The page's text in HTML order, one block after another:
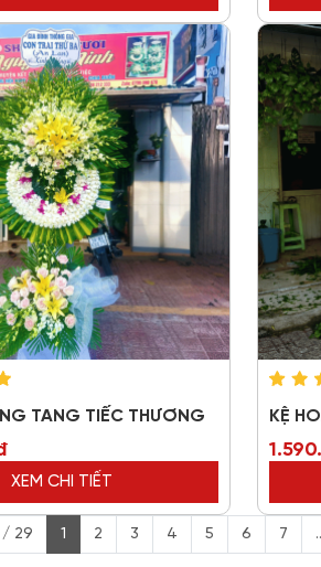
TANG TIẾC THƯƠNG
XEM CHI TIẾT
KỆ
/ 29 1 2 3 4 5 6 7